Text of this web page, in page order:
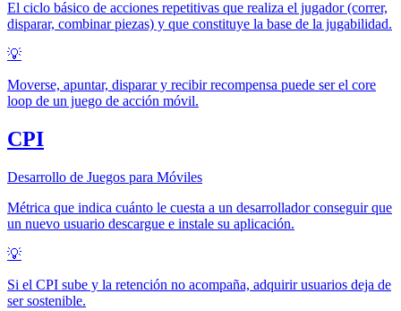
El ciclo básico de acciones repetitivas que realiza el jugador (correr,
disparar, combinar piezas) y que constituye la base de la jugabilidad.
💡
Moverse, apuntar, disparar y recibir recompensa puede ser el core
loop de un juego de acción móvil.
CPI
Desarrollo de Juegos para Móviles
Métrica que indica cuánto le cuesta a un desarrollador conseguir que
un nuevo usuario descargue e instale su aplicación.
💡
Si el CPI sube y la retención no acompaña, adquirir usuarios deja de
ser sostenible.